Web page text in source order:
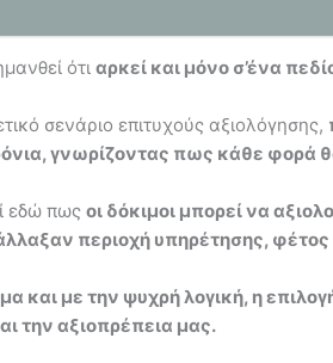
ότι αρκεί και μόνο σ’ένα
σενάριο επιτυχούς αξιολόγησης,
γνωρίζοντας πως κάθε φορά
εδώ πως οι δόκιμοι μπορεί να
περιοχή υπηρέτησης, φέτος
και με την ψυχρή λογική, η
την αξιοπρέπεια μας.